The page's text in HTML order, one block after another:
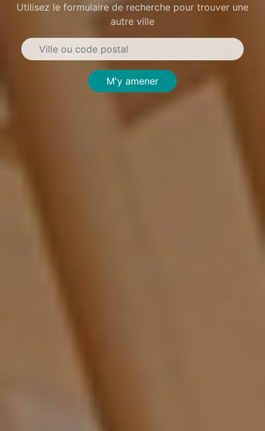
Utilisez le formulaire de recherche pour trouver une
autre ville
M'y amener